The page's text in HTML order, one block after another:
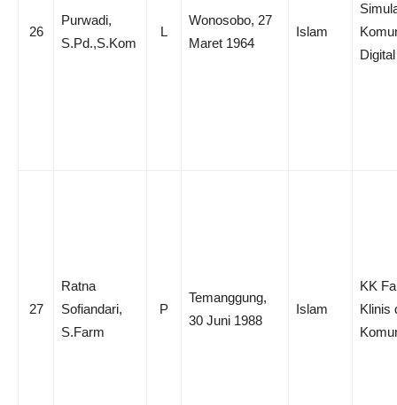
26
Purwadi,
S.Pd.,S.Kom
L
Wonosobo, 27
Maret 1964
Islam
Digital
27
Ratna
Sofiandari,
S.Farm
P
Temanggung,
30 Juni 1988
Islam
KK
Klinis